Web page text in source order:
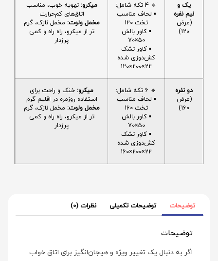
یک و
نیم نفره
(عرض
120)
🔹 4 تکه شامل:
▪️ لحاف مناسب
تخت 120
▪️ کاور بالش
50×70
▪️ کاور تشک
کش‌دوزی شده
22×200×120
میکرو: تهویه خوب، مناسب
اتاق‌های کم‌حرارت
مخمل ولوت: مخمل نازک، گرم
تر از میکرو، راه راه و کمی
پرزدار
دو نفره
(عرض
160)
🔹 6 تکه شامل:
▪️ لحاف مناسب
تخت 160
▪️ کاور بالش
50×70
▪️ کاور تشک
کش‌دوزی شده
22×200×160
میکرو: خنک و راحت برای
استفاده روزمره در اقلیم گرم
مخمل ولوت: مخمل نازک، گرم
تر از میکرو، راه راه و کمی
پرزدار
توضیحات توضیحات تکمیلی نظرات (0)
توضیحات
اگر به دنبال یک تغییر ویژه و هیجان‌انگیز برای اتاق خواب